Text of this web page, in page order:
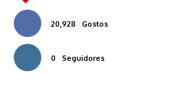
20,928 Gostos
0 Seguidores